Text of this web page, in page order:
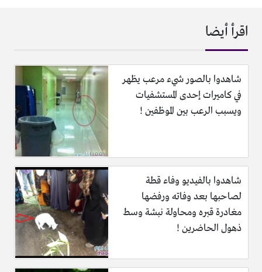
اقرأ أيضا
شاهدوا بالصور شيء مرعب يظهر
في كاميرات إحدى المستشفيات
ويسبب الرعب بين الموظفين !
شاهدوا بالفيديو وفاء قطة
لصاحبها بعد وفاته ورفضها
مغادرة قبره ومحاولة نبشة وسط
ذهول الحاضرين !